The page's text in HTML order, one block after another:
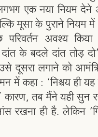
एक नया नियम देने
मूसा के पुराने नियम
अवश्य
के बदले दांत तोड़
दूसरा लगाने को
में कहा : ‘निश्चय ही
तब मैंने यही सुन
रखना ही है. लेकिन